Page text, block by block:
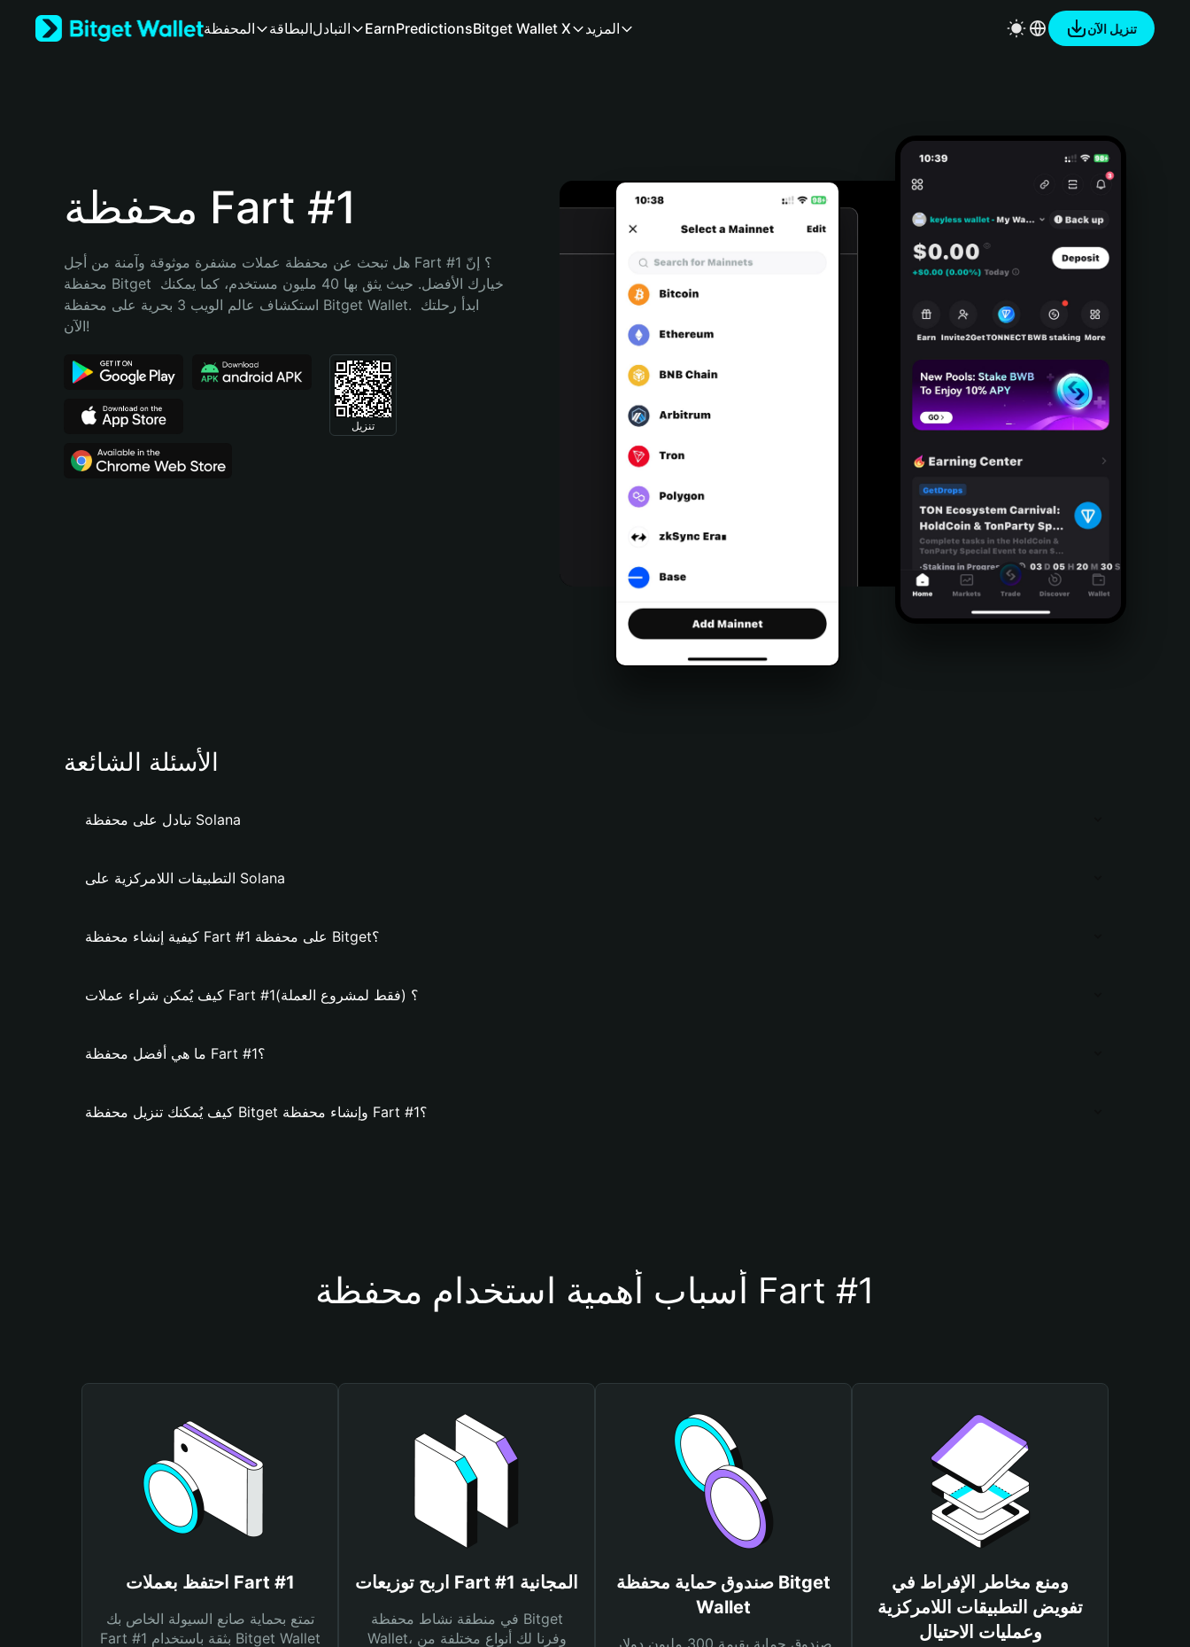
Bahasa Indonesia
Português (Brasil)
المحفظة البطاقةالتبادل EarnPredictionsBitget Wallet X المزيد تنزيل الآن
محفظة Fart #1
هل تبحث عن محفظة عملات مشفرة موثوقة وآمنة من أجل Fart #1؟ إنّ
محفظة Bitget خيارك الأفضل. حيث يثق بها 40 مليون مستخدم، كما يمكنك
استكشاف عالم الويب 3 بحرية على محفظة Bitget Wallet. ابدأ رحلتك
الآن!
تنزيل
الأسئلة الشائعة
تبادل على محفظة Solana
التطبيقات اللامركزية على Solana
كيفية إنشاء محفظة Fart #1 على محفظة Bitget؟
كيف يُمكن شراء عملات Fart #1؟ (فقط لمشروع العملة)
ما هي أفضل محفظة Fart #1؟
كيف يُمكنك تنزيل محفظة Bitget وإنشاء محفظة Fart #1؟
أسباب أهمية استخدام محفظة Fart #1
احتفظ بعملات Fart #1
تمتع بحماية صانع السيولة الخاص بك
Fart #1 بثقة باستخدام Bitget Wallet
اربح توزيعات Fart #1 المجانية
في منطقة نشاط محفظة Bitget
Wallet، وفرنا لك أنواع مختلفة من
صندوق حماية محفظة Bitget
Wallet
صندوق حماية بقيمة 300 مليون دولار
ومنع مخاطر الإفراط في
تفويض التطبيقات اللامركزية
وعمليات الاحتيال